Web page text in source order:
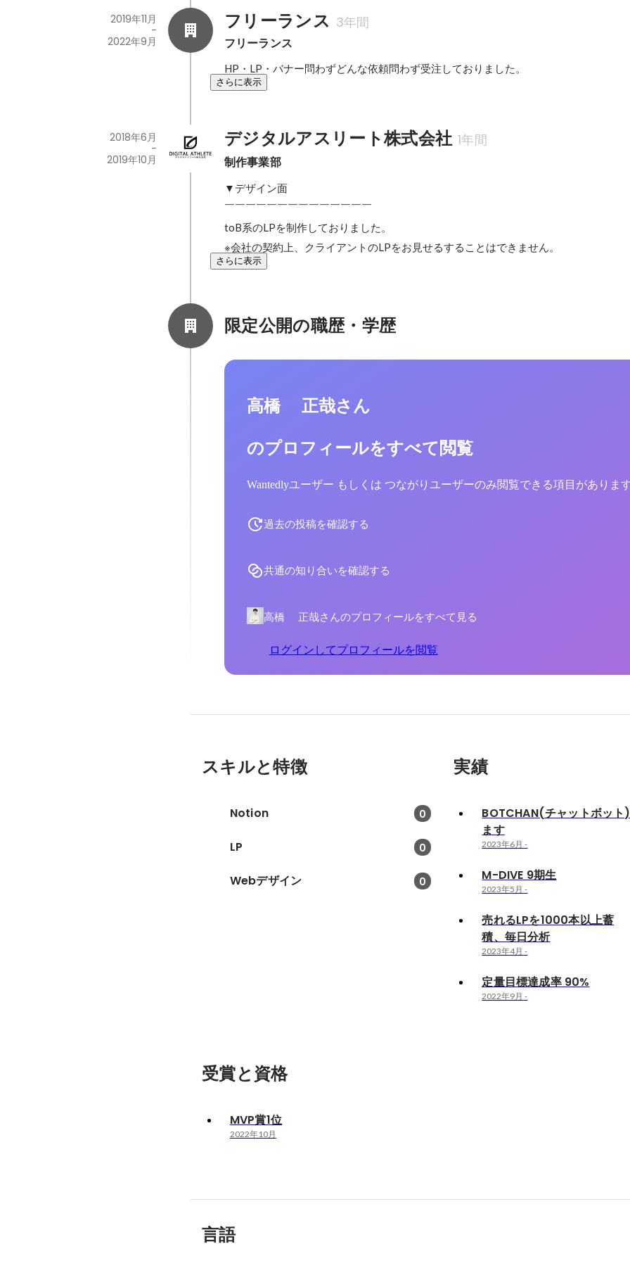
フリーランス 3年間
フリーランス
2019年11月
-
2022年9月
HP・LP・バナー問わずどんな依頼問わず受注しておりました。
さらに表示
デジタルアスリート株式会社 1年間
制作事業部
2018年6月
-
2019年10月
▼デザイン面
￣￣￣￣￣￣￣￣￣￣￣￣￣￣
toB系のLPを制作しておりました。
※会社の契約上、クライアントのLPをお見せるすることはできません。
さらに表示
限定公開の職歴・学歴
高橋 正哉さん
のプロフィールをすべて閲覧
Wantedlyユーザー もしくは つながりユーザーのみ閲覧できる項目がありま
過去の投稿を確認する
共通の知り合いを確認する
高橋 正哉さんのプロフィールをすべて見る
ログインしてプロフィールを閲覧
スキルと特徴
Notion 0
LP 0
Webデザイン 0
実績
BOTCHAN(チャットボット
ます
2023年6月 -
M-DIVE 9期生
2023年5月 -
売れるLPを1000本以上蓄
積、毎日分析
2023年4月 -
定量目標達成率 90%
2022年9月 -
受賞と資格
MVP賞1位
2022年10月
言語